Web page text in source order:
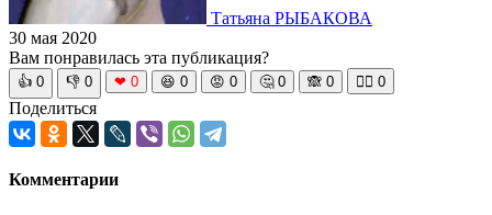
Татьяна РЫБАКОВА
30 мая 2020
Вам понравилась эта публикация?
👍 0 👎 0 ❤ 0 😆 0 😡 0 🤔 0 🙈 0 🧘‍♀️ 0
Поделиться
Комментарии